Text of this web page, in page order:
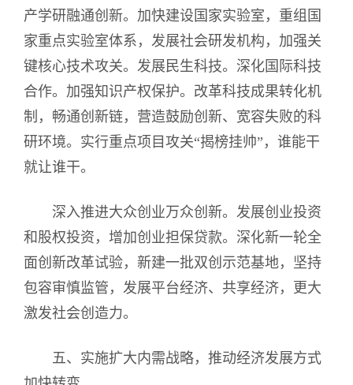
产学研融通创新。加快建设国家实验室，重组国
家重点实验室体系，发展社会研发机构，加强关
键核心技术攻关。发展民生科技。深化国际科技
合作。加强知识产权保护。改革科技成果转化机
制，畅通创新链，营造鼓励创新、宽容失败的科
研环境。实行重点项目攻关“揭榜挂帅”，谁能干
就让谁干。
深入推进大众创业万众创新。发展创业投资
和股权投资，增加创业担保贷款。深化新一轮全
面创新改革试验，新建一批双创示范基地，坚持
包容审慎监管，发展平台经济、共享经济，更大
激发社会创造力。
五、实施扩大内需战略，推动经济发展方式